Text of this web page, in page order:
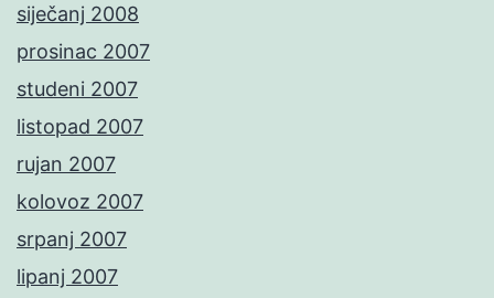
siječanj 2008
prosinac 2007
studeni 2007
listopad 2007
rujan 2007
kolovoz 2007
srpanj 2007
lipanj 2007